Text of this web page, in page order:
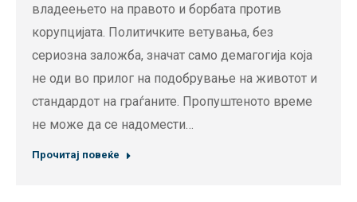
владеењето на правото и борбата против
корупцијата. Политичките ветувања, без
сериозна заложба, значат само демагогија која
не оди во прилог на подобрување на животот и
стандардот на граѓаните. Пропуштеното време
не може да се надомести…
Прочитај повеќе